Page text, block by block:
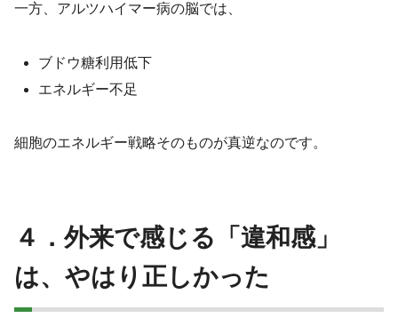
一方、アルツハイマー病の脳では、
ブドウ糖利用低下
エネルギー不足
細胞のエネルギー戦略そのものが真逆なのです。
４．外来で感じる「違和感」
は、やはり正しかった